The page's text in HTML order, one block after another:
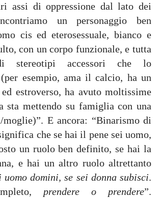
assi di oppressione dal lato dei
un personaggio ben
cis ed eterosessuale, bianco e
con un corpo funzionale, e tutta
stereotipi accessori che lo
esempio, ama il calcio, ha un
estroverso, ha avuto moltissime
sta mettendo su famiglia con una
moglie)”. E ancora: “Binarismo di
che se hai il pene sei uomo,
un ruolo ben definito, se hai la
e hai un altro ruolo altrettanto
uomo domini, se sei donna subisci.
prendere o prendere”.